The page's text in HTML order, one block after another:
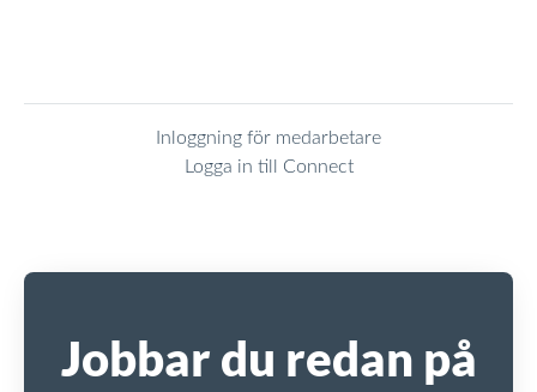
Inloggning för medarbetare
Logga in till Connect
Jobbar du redan på